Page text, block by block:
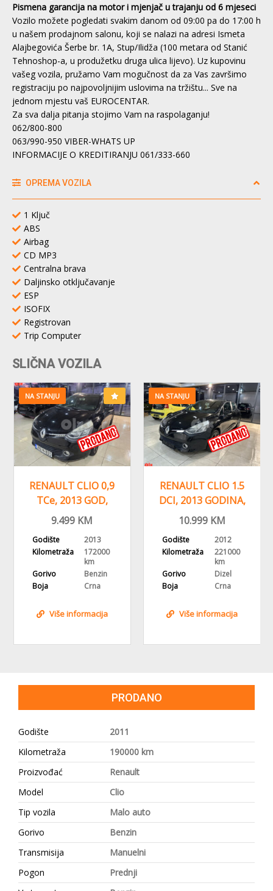
Pismena garancija na motor i mjenjač u trajanju od 6 mjeseci
Vozilo možete pogledati svakim danom od 09:00 pa do 17:00 h
u našem prodajnom salonu, koji se nalazi na adresi Ismeta
Alajbegovića Šerbe br. 1A, Stup/Ilidža (100 metara od Stanić
Tehnoshop-a, u produžetku druga ulica lijevo). Uz kupovinu
vašeg vozila, pružamo Vam mogučnost da za Vas završimo
registraciju po najpovoljnijim uslovima na tržištu... Sve na
jednom mjestu vaš EUROCENTAR.
Za sva dalja pitanja stojimo Vam na raspolaganju!
062/800-800
063/990-950 VIBER-WHATS UP
INFORMACIJE O KREDITIRANJU 061/333-660
OPREMA VOZILA
1 Ključ
ABS
Airbag
CD MP3
Centralna brava
Daljinsko otključavanje
ESP
ISOFIX
Registrovan
Trip Computer
SLIČNA VOZILA
NA STANJU
RENAULT CLIO 0,9
TCe, 2013 GOD,
NAVI,
9.499 KM
Godište
2013
Kilometraža
172000
km
Gorivo
Benzin
Boja
Crna
Više informacija
NA STANJU
RENAULT CLIO 1.5
DCI, 2013 GODINA,
NAVIGACIJA
10.999 KM
Godište
2012
Kilometraža
221000
km
Gorivo
Dizel
Boja
Crna
Više informacija
PRODANO
Godište
2011
Kilometraža
190000 km
Proizvođać
Renault
Model
Clio
Tip vozila
Malo auto
Gorivo
Benzin
Transmisija
Manuelni
Pogon
Prednji